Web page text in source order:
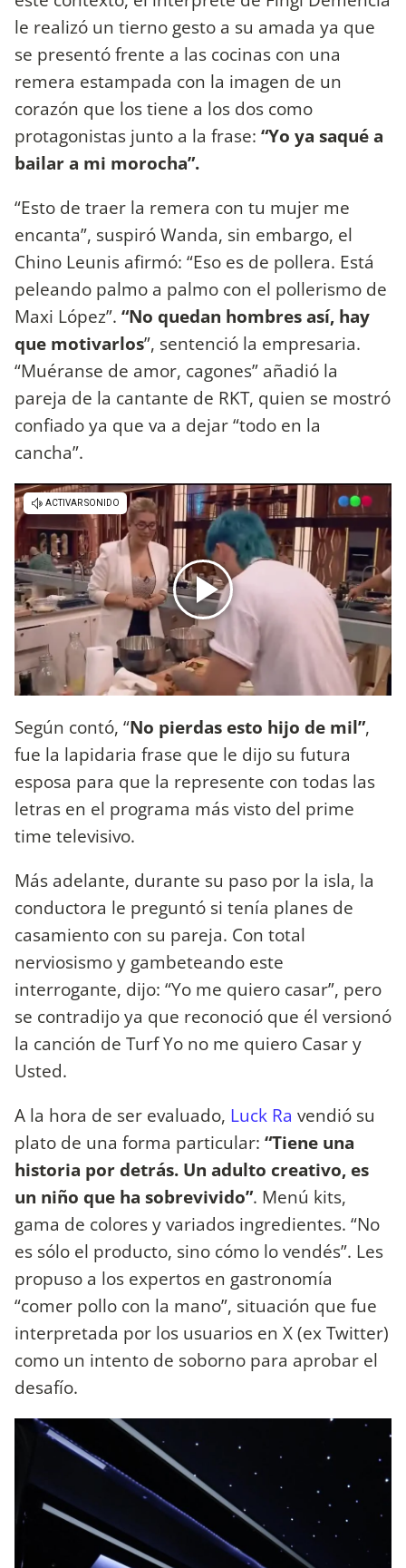
le realizó un tierno gesto a su amada ya que
se presentó frente a las cocinas con una
remera estampada con la imagen de un
corazón que los tiene a los dos como
protagonistas junto a la frase: “Yo ya saqué a
bailar a mi morocha”.
“Esto de traer la remera con tu mujer me
encanta”, suspiró Wanda, sin embargo, el
Chino Leunis afirmó: “Eso es de pollera. Está
peleando palmo a palmo con el pollerismo de
Maxi López”. “No quedan hombres así, hay
que motivarlos”, sentenció la empresaria.
“Muéranse de amor, cagones” añadió la
pareja de la cantante de RKT, quien se mostró
confiado ya que va a dejar “todo en la
cancha”.
Según contó, “No pierdas esto hijo de mil”,
fue la lapidaria frase que le dijo su futura
esposa para que la represente con todas las
letras en el programa más visto del prime
time televisivo.
Más adelante, durante su paso por la isla, la
conductora le preguntó si tenía planes de
casamiento con su pareja. Con total
nerviosismo y gambeteando este
interrogante, dijo: “Yo me quiero casar”, pero
se contradijo ya que reconoció que él versionó
la canción de Turf Yo no me quiero Casar y
Usted.
A la hora de ser evaluado, Luck Ra vendió su
plato de una forma particular: “Tiene una
historia por detrás. Un adulto creativo, es
un niño que ha sobrevivido”. Menú kits,
gama de colores y variados ingredientes. “No
es sólo el producto, sino cómo lo vendés”. Les
propuso a los expertos en gastronomía
“comer pollo con la mano”, situación que fue
interpretada por los usuarios en X (ex Twitter)
como un intento de soborno para aprobar el
desafío.